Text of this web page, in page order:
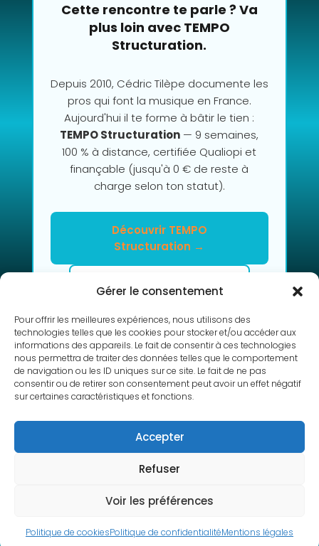
Gérer le consentement
Pour offrir les meilleures expériences, nous utilisons des
technologies telles que les cookies pour stocker et/ou accéder aux
informations des appareils. Le fait de consentir à ces technologies
nous permettra de traiter des données telles que le comportement
de navigation ou les ID uniques sur ce site. Le fait de ne pas
consentir ou de retirer son consentement peut avoir un effet négatif
sur certaines caractéristiques et fonctions.
Accepter
Refuser
Voir les préférences
Politique de cookiesPolitique de confidentialitéMentions légales
Cette rencontre te parle ? Va
plus loin avec TEMPO
Structuration.
Depuis 2010, Cédric Tilèpe documente les
pros qui font la musique en France.
Aujourd'hui il te forme à bâtir le tien :
TEMPO Structuration — 9 semaines,
100 % à distance, certifiée Qualiopi et
finançable (jusqu'à 0 € de reste à
charge selon ton statut).
Découvrir TEMPO
Structuration →
Clarifier mon projet en 2h
RETOUR
Mentions légales |Politique de confidentialité